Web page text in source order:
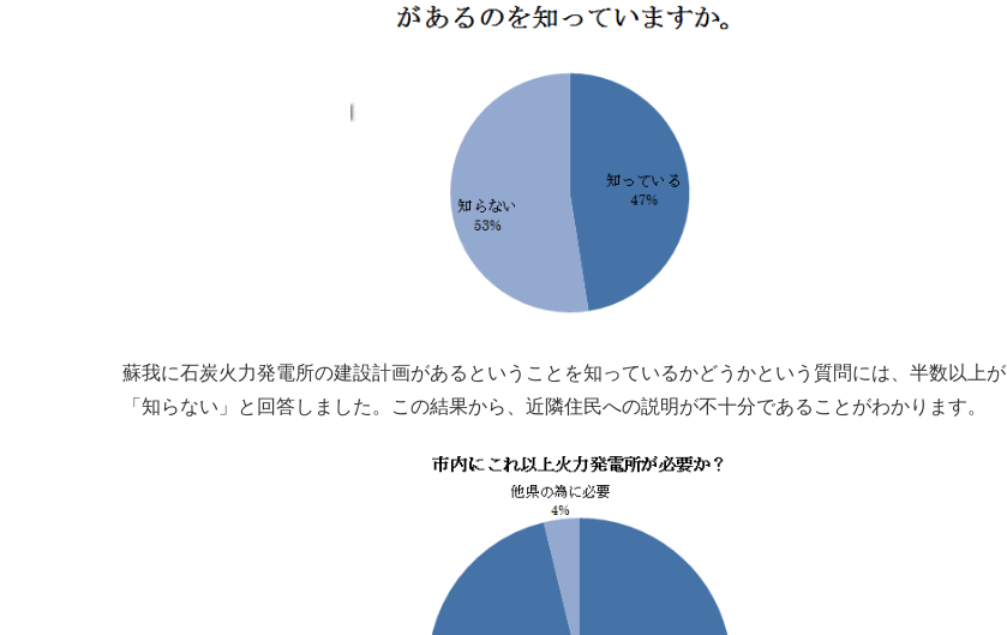
蘇我に石炭火力発電所の建設計画があるということを知っているかどうかという質問には、半数以上が
「知らない」と回答しました。この結果から、近隣住民への説明が不十分であることがわかります。